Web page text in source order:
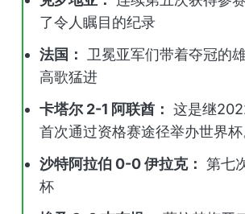
了令人瞩目的纪录
法国：
卫冕亚军们带着夺冠的
高歌猛进
卡塔尔 2-1 阿联酋： 这是继
首次通过资格赛途径举办世界杯
沙特阿拉伯 0-0 伊拉克： 第七
杯